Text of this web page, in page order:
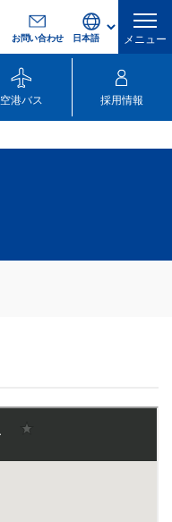
お問い合わせ メニュー
空港バス 採用情報